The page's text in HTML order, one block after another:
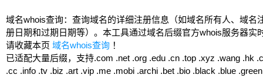
域名whois查询：查询域名的详细注册信息（如域名所有人、域名
册日期和过期日期等）。本工具通过域名后缀官方whois服务器实
请收藏本页 域名whois查询 ！
已适配大量后缀，支持.com .net .org .edu .cn .top .xyz .wang .hk
.cc .info .tv .biz .art .vip .me .mobi .archi .bet .bio .black .blue